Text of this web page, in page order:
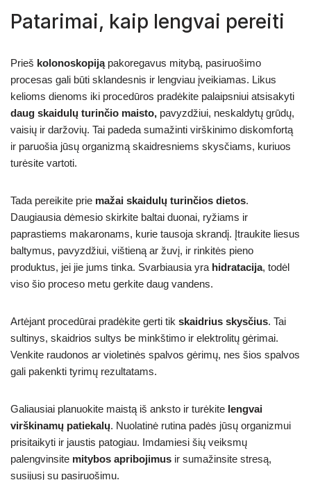
Patarimai, kaip lengvai pereiti
Prieš kolonoskopijąpakoregavus mitybą, pasiruošimo
procesas gali būti sklandesnis ir lengviau įveikiamas. Likus
kelioms dienoms iki procedūros pradėkite palaipsniui atsisakyti
daug skaidulų turinčio maisto, pavyzdžiui, neskaldytų grūdų,
vaisių ir daržovių. Tai padeda sumažinti virškinimo diskomfortą
ir paruošia jūsų organizmą skaidresniems skysčiams, kuriuos
turėsite vartoti.
Tada pereikite prie mažai skaidulų turinčios dietos.
Daugiausia dėmesio skirkite baltai duonai, ryžiams ir
paprastiems makaronams, kurie tausoja skrandį. Įtraukite liesus
baltymus, pavyzdžiui, vištieną ar žuvį, ir rinkitės pieno
produktus, jei jie jums tinka. Svarbiausia yra hidratacija, todėl
viso šio proceso metu gerkite daug vandens.
Artėjant procedūrai pradėkite gerti tik skaidrius skysčius. Tai
sultinys, skaidrios sultys be minkštimo ir elektrolitų gėrimai.
Venkite raudonos ar violetinės spalvos gėrimų, nes šios spalvos
gali pakenkti tyrimų rezultatams.
Galiausiai planuokite maistą iš anksto ir turėkite lengvai
virškinamų patiekalų. Nuolatinė rutina padės jūsų organizmui
prisitaikyti ir jaustis patogiau. Imdamiesi šių veiksmų
palengvinsite mitybos apribojimus ir sumažinsite stresą,
susijusį su pasiruošimu.